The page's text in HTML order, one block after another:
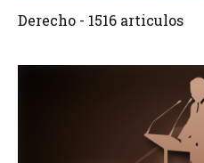
Derecho - 1516 articulos